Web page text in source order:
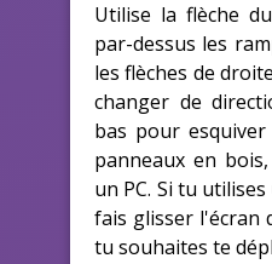
Utilise la flèche
par-dessus les
les flèches de
changer de
bas pour
panneaux en
un PC. Si tu
fais glisser l'écran
tu souhaites te